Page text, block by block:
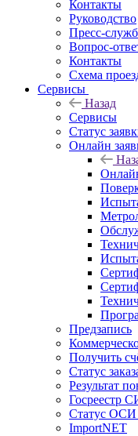
Контакты
Руководство
Пресс-
Вопрос-
Контакты
Схема
Сервисы
Назад
Сервисы
Статус
Онлайн
Предзапись
Получить
Статус
Результат
Госреестр
Статус
ImportNET